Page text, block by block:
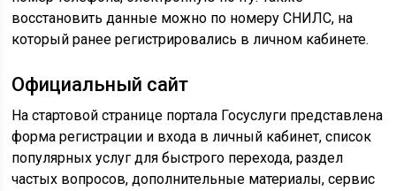
восстановить данные можно по номеру СНИЛС, на
который ранее регистрировались в личном кабинете.
Официальный сайт
На стартовой странице портала Госуслуги представлена
форма регистрации и входа в личный кабинет, список
популярных услуг для быстрого перехода, раздел
частых вопросов, дополнительные материалы, сервис